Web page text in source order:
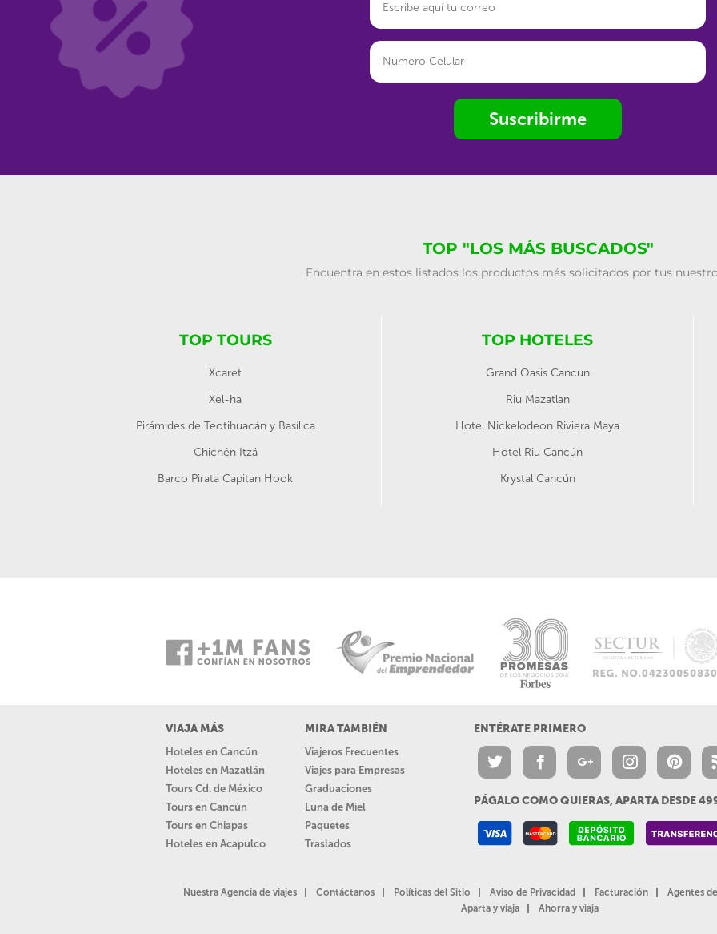
Suscribirme
TOP "LOS MÁS BUSCADOS"
Encuentra en estos listados los productos más solicitados por tus
TOP TOURS
Xcaret
Xel-ha
Pirámides de Teotihuacán y Basílica
Chichén Itzá
Barco Pirata Capitan Hook
TOP HOTELES
Grand Oasis Cancun
Riu Mazatlan
Hotel Nickelodeon Riviera Maya
Hotel Riu Cancún
Krystal Cancún
VIAJA MÁS
Hoteles en Cancún
Hoteles en Mazatlán
Tours Cd. de México
Tours en Cancún
Tours en Chiapas
Hoteles en Acapulco
MIRA TAMBIÉN
Viajeros Frecuentes
Viajes para Empresas
Graduaciones
Luna de Miel
Paquetes
Traslados
ENTÉRATE PRIMERO
PÁGALO COMO QUIERAS, APARTA DESDE
Nuestra Agencia de viajes Contáctanos Políticas del Sitio Aviso de Privacidad Facturación Agentes
Aparta y viaja
Ahorra y viaja